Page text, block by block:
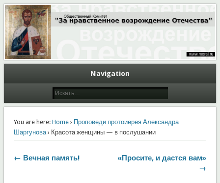
Moral.Ru
Общественный Комитет "За нравственное возрождение Отечества"
Navigation
You are here: Home› Проповеди протоиерея Александра
Шаргунова› Красота женщины — в послушании
← Вечная память!
«Просите, и дастся вам»
→